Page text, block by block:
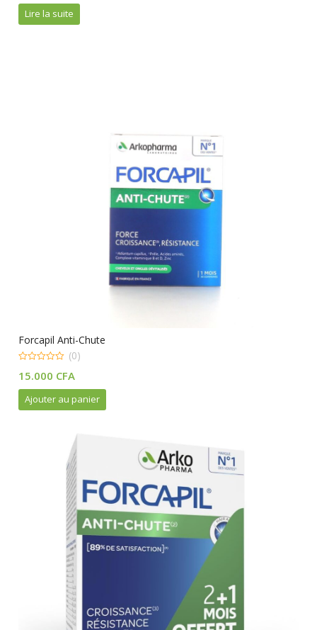
Lire la suite
Forcapil Anti-Chute
out
(0)
15.000 CFA
Ajouter au panier